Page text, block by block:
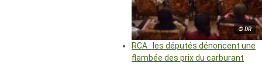
© DR
RCA : les députés dénoncent une
flambée des prix du carburant